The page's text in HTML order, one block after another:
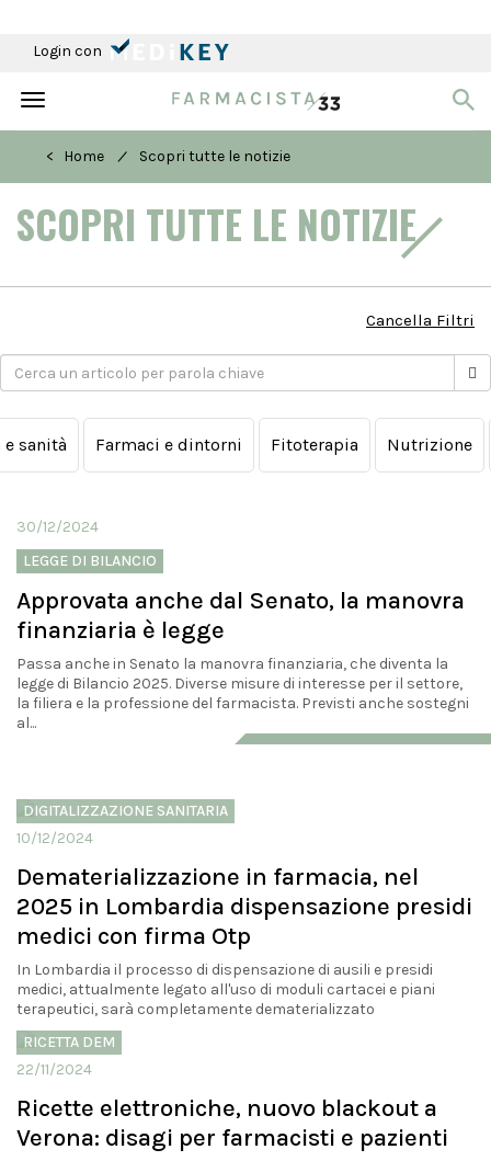
Login con
Toggle
< Home
/ Scopri tutte le notizie
SCOPRI TUTTE LE NOTIZIE
Cancella Filtri
sanità Farmaci e dintorni Fitoterapia Nutrizione
30/12/2024
LEGGE DI BILANCIO
Approvata anche dal Senato, la manovra
finanziaria è legge
Passa anche in Senato la manovra finanziaria, che diventa la
legge di Bilancio 2025. Diverse misure di interesse per il settore,
la filiera e la professione del farmacista. Previsti anche sostegni
al...
DIGITALIZZAZIONE SANITARIA
10/12/2024
Dematerializzazione in farmacia, nel
2025 in Lombardia dispensazione presidi
medici con firma Otp
In Lombardia il processo di dispensazione di ausili e presidi
medici, attualmente legato all'uso di moduli cartacei e piani
terapeutici, sarà completamente dematerializzato
RICETTA DEM
22/11/2024
Ricette elettroniche, nuovo blackout a
Verona: disagi per farmacisti e pazienti